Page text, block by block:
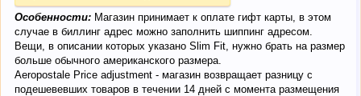
Особенности: Магазин принимает к оплате гифт карты, в этом
случае в биллинг адрес можно заполнить шиппинг адресом.
Вещи, в описании которых указано Slim Fit, нужно брать на размер
больше обычного американского размера.
Аeropostale Price adjustment - магазин возвращает разницу с
подешевевших товаров в течении 14 дней с момента размещения